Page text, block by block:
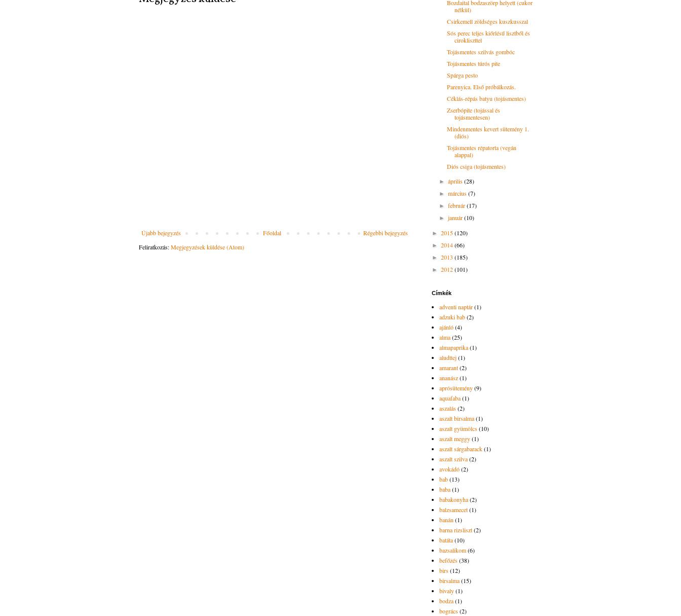
Újabb bejegyzés Régebbi bejegyzés
Főoldal
Feliratkozás:Megjegyzések küldése (Atom)
Bozdaital bodzaszörp helyett (cukor
nélkül)
Csirkemell zöldséges kuszkusszal
Sós perec teljes kiőrlésű lisztből és
cirokliszttel
Tojásmentes szilvás gombóc
Tojásmentes túrós pite
Spárga pesto
Parenyica. Első próbálkozás.
Céklás-répás batyu (tojásmentes)
Zserbópite (tojással és
tojásmentesen)
Mindenmentes kevert sütemény 1.
(diós)
Tojásmentes répatorta (vegán
alappal)
Diós csiga (tojásmentes)
►április(28)
►március(7)
►február(17)
►január(10)
► 2015(120)
► 2014(66)
► 2013 (185)
► 2012(101)
Címkék
adventi naptár(1)
adzuki bab(2)
ajánló(4)
alma(25)
almapaprika(1)
aludttej(1)
amarant(2)
ananász(1)
aprósütemény(9)
aquafaba(1)
aszalás(2)
aszalt birsalma(1)
aszalt gyümölcs(10)
aszalt meggy(1)
aszalt sárgabarack(1)
aszalt szilva(2)
avokádó(2)
bab(13)
baba(1)
babakonyha(2)
balzsamecet(1)
banán(1)
barna rizsliszt(2)
batáta(10)
bazsalikom(6)
befőzés(38)
birs(12)
birsalma(15)
bivaly(1)
bodza(1)
bogrács(2)